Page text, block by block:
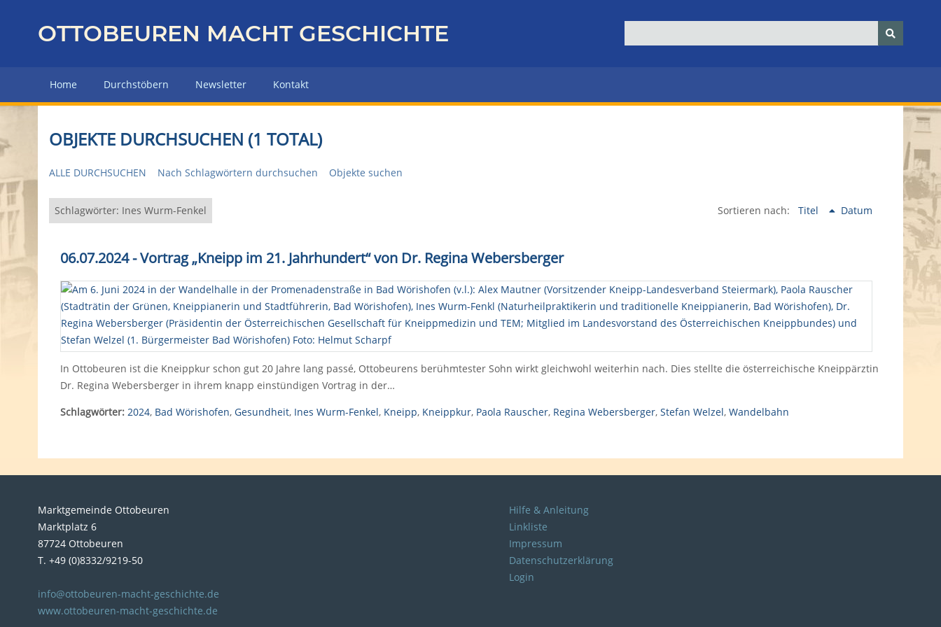
z
r
H
u
p
e
OTTOBEUREN MACHT GESCHICHTE
Home Durchstöbern Newsletter Kontakt
OBJEKTE DURCHSUCHEN (1 TOTAL)
ALLE DURCHSUCHEN Nach Schlagwörtern durchsuchen Objekte suchen
Schlagwörter: Ines Wurm-Fenkel Sortieren nach: Titel Datum
06.07.2024 - Vortrag „Kneipp im 21. Jahrhundert“ von Dr. Regina Webersberger
In Ottobeuren ist die Kneippkur schon gut 20 Jahre lang passé, Ottobeurens berühmtester Sohn wirkt gleichwohl weiterhin nach. Dies stellte die österreichische Kneippärztin
Dr. Regina Webersberger in ihrem knapp einstündigen Vortrag in der…
Schlagwörter: 2024, Bad Wörishofen, Gesundheit, Ines Wurm-Fenkel, Kneipp, Kneippkur, Paola Rauscher, Regina Webersberger, Stefan Welzel, Wandelbahn
Marktgemeinde Ottobeuren
Marktplatz 6
87724 Ottobeuren
T. +49 (0)8332/9219-50
info@ottobeuren-macht-geschichte.de
www.ottobeuren-macht-geschichte.de
Hilfe & Anleitung
Linkliste
Impressum
Datenschutzerklärung
Login